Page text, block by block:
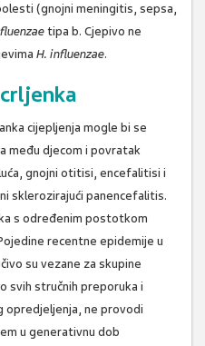
(gnojni meningitis, sepsa,
tipa b. Cjepivo ne
H. influenzae.
cijepljenja mogle bi se
među djecom i povratak
gnojni otitisi, encefalitisi i
sklerozirajući panencefalitis.
s određenim postotkom
recentne epidemije u
su vezane za skupine
svih stručnih preporuka i
opredjeljenja, ne provodi
u generativnu dob